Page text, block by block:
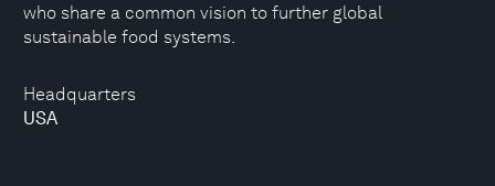
Headquarters
USA
who share a common vision to further global
sustainable food systems.